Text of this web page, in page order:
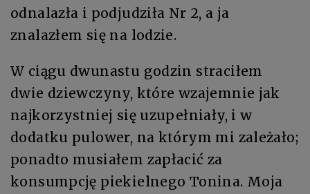
odnalazła i podjudziła Nr 2, a ja
znalazłem się na lodzie.
W ciągu dwunastu godzin straciłem
dwie dziewczyny, które wzajemnie jak
najkorzystniej się uzupełniały, i w
dodatku pulower, na którym mi zależało;
ponadto musiałem zapłacić za
konsumpcję piekielnego Tonina. Moja